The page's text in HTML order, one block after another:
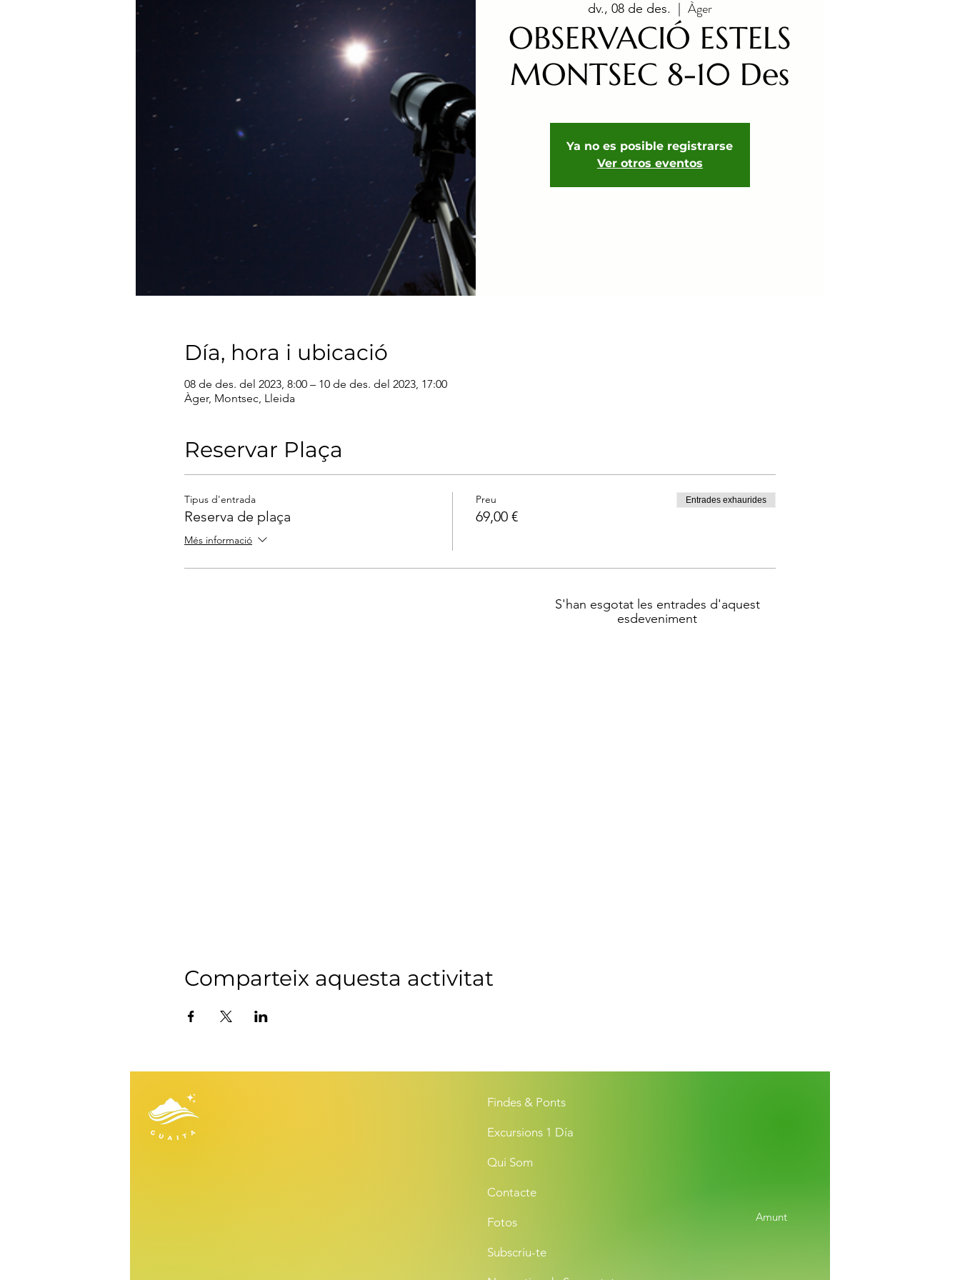
dv., 08 de des. Àger
OBSERVACIÓ ESTELS
MONTSEC 8-10 Des
Ya no es posible registrarse
Ver otros eventos
Día, hora i ubicació
08 de des. del 2023, 8:00 – 10 de des. del 2023, 17:00
Àger, Montsec, Lleida
Reservar Plaça
Tipus d'entrada
Reserva de plaça
Més informació
Preu
69,00 €
Entrades exhaurides
S'han esgotat les entrades d'aquest
esdeveniment
Comparteix aquesta activitat
Findes & Ponts
Excursions 1 Día
Qui Som
Contacte
Fotos
Subscriu-te
Amunt